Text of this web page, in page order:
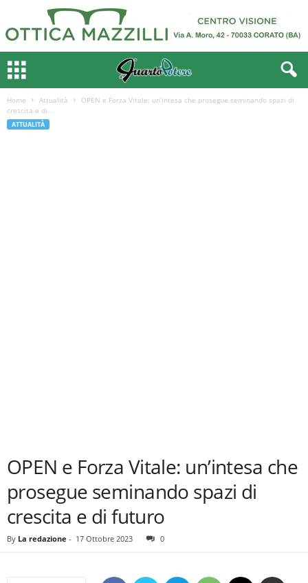
Home Attualità
OPEN e Forza Vitale: un’intesa che prosegue seminando spazi di
crescita e di...
ATTUALITÀ
OPEN e Forza Vitale: un’intesa che
prosegue seminando spazi di
crescita e di futuro
By La redazione - 17 Ottobre 2023 0